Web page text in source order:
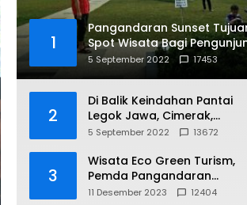
1
Pangandaran Sunset
Spot Wisata Bagi
5 September 2022 17453
2
Di Balik Keindahan Pantai
Legok Jawa, Cimerak,
Pangandaran
5 September 2022 13672
3
Wisata Eco Green Turism,
Pemda Pangandaran
Gandeng PLN
11 Desember 2023 12404